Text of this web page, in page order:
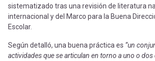
sistematizado tras una revisión de literatura
internacional y del Marco para la Buena
Escolar.
Según detalló, una buena práctica es “un
actividades que se articulan en torno a uno o